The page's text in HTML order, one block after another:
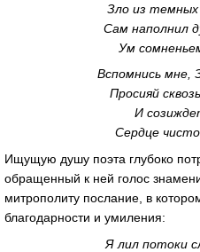
Зло из темных
Сам наполнил
Ум
Вспомнись мне,
Просияй
И
Сердце
Ищущую душу поэта глубоко
обращенный к ней голос
митрополиту послание, в
благодарности и умиления:
Я лил потоки